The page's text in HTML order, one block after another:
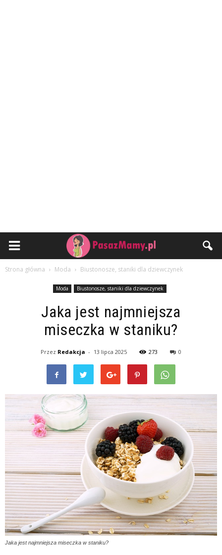
Strona główna Moda Biustonosze, staniki dla dziewczynek
Moda Biustonosze, staniki dla dziewczynek
Jaka jest najmniejsza
miseczka w staniku?
Przez Redakcja - 13 lipca 2025 273 0
Jaka jest najmniejsza miseczka w staniku?